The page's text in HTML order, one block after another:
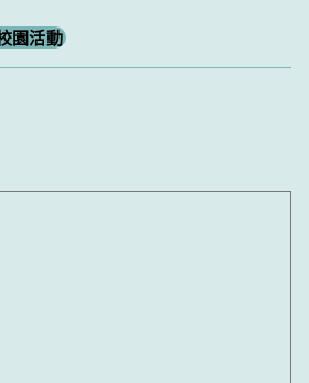
園活動